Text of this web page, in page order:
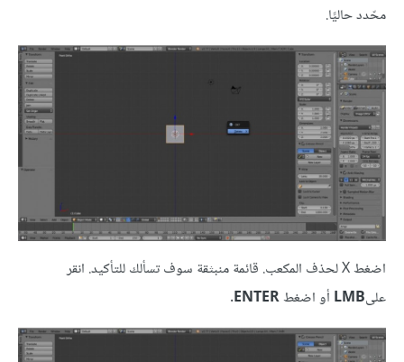
محّدد حاليًا.
اضغط X لحذف المكعب. قائمة منبثقة سوف تسألك للتأكيد. انقر
علىLMB أو اضغطENTER
.